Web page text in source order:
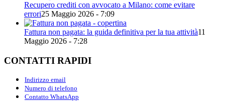
Recupero crediti con avvocato a Milano: come evitare
errori25 Maggio 2026 - 7:09
Fattura non pagata: la guida definitiva per la tua attività11
Maggio 2026 - 7:28
CONTATTI RAPIDI
Indirizzo email
Numero di telefono
Contatto WhatsApp